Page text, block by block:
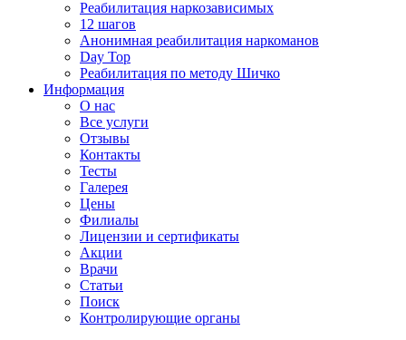
Реабилитация наркозависимых
12 шагов
Анонимная реабилитация наркоманов
Day Top
Реабилитация по методу Шичко
Информация
О нас
Все услуги
Отзывы
Контакты
Тесты
Галерея
Цены
Филиалы
Лицензии и сертификаты
Акции
Врачи
Статьи
Поиск
Контролирующие органы